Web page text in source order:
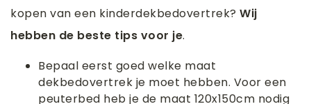
kopen van een kinderdekbedovertrek? Wij
hebben de beste tips voor je.
Bepaal eerst goed welke maat
dekbedovertrek je moet hebben. Voor een
peuterbed heb je de maat 120x150cm nodig